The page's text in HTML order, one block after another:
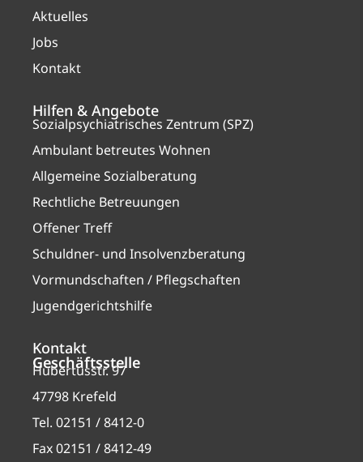
Aktuelles
Jobs
Kontakt
Hilfen & Angebote
Sozialpsychiatrisches Zentrum (SPZ)
Ambulant betreutes Wohnen
Allgemeine Sozialberatung
Rechtliche Betreuungen
Offener Treff
Schuldner- und Insolvenzberatung
Vormundschaften / Pflegschaften
Jugendgerichtshilfe
Kontakt
Geschäftsstelle
Hubertusstr. 97
47798 Krefeld
Tel. 02151 / 8412-0
Fax 02151 / 8412-49